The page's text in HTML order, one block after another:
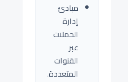
مبادئ
إدارة
الحملات
عبر
القنوات
المتعددة.